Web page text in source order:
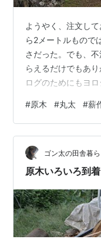
ようやく、注文し
ら2メートルもので
さだった。でも、
らえるだけでもあ
ログのためにもヨ
はクレーンに乗る
太掴み）を操作し
ないし、寒い日で
ろうね。 カメラが
場を映しているの
#原木 #丸太 #薪
ゴン太の田舎暮ら
原木いろいろ到着